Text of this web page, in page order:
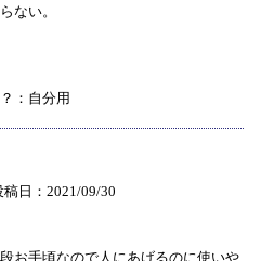
ない。
：自分用
稿日：2021/09/30
お手頃なので人にあげるのに使いや